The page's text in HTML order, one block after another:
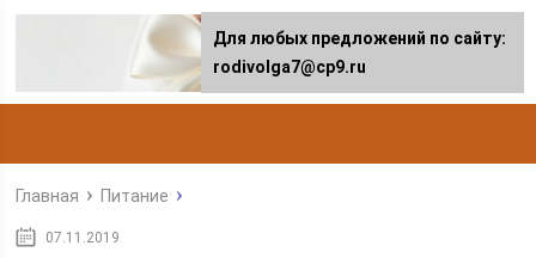
Главная Питание
07.11.2019
Для любых предложений по сайту:
rodivolga7@cp9.ru